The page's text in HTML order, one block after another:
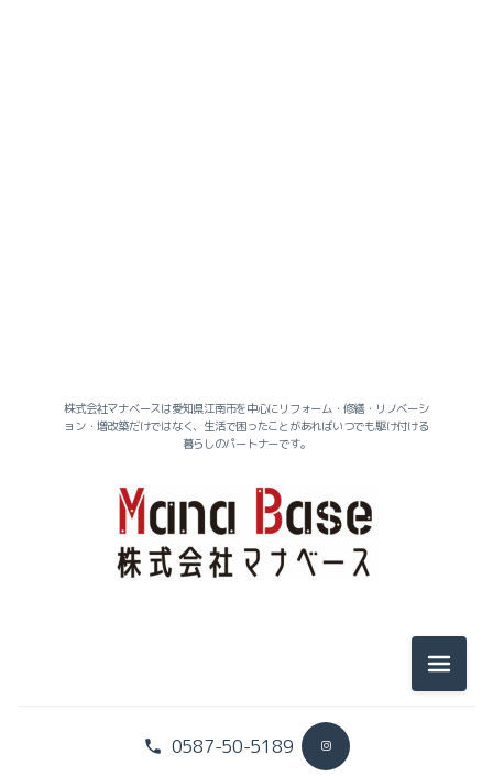
0587-50-5189
株式会社マナベースは愛知県江南市を中心にリフォーム・修繕・リノベーシ
ョン・増改築だけではなく、生活で困ったことがあればいつでも駆け付ける
暮らしのパートナーです。
メニュ